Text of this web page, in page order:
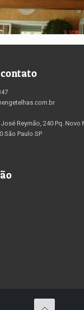
Reymão, 240 Pq. Novo
São Paulo SP